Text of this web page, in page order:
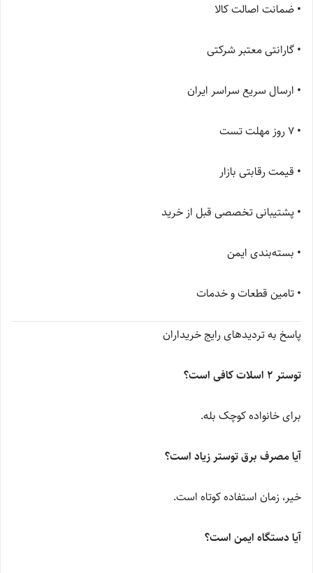
• ضمانت اصالت کالا
• گارانتی معتبر شرکتی
• ارسال سریع سراسر ایران
• ۷ روز مهلت تست
• قیمت رقابتی بازار
• پشتیبانی تخصصی قبل از خرید
• بسته‌بندی ایمن
• تامین قطعات و خدمات
پاسخ به تردیدهای رایج خریداران
توستر 2 اسلات کافی است؟
برای خانواده کوچک بله.
آیا مصرف برق توستر زیاد است؟
خیر، زمان استفاده کوتاه است.
آیا دستگاه ایمن است؟